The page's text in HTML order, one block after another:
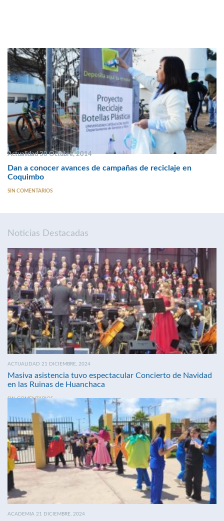
Actualidad 30 Octubre, 2014
Dan a conocer avances de campañas de reciclaje en
Coquimbo
SIN COMENTARIOS
Noticias Destacadas
ACTUALIDAD 21 DICIEMBRE, 2024
Masiva asistencia tuvo espectacular Concierto de Navidad
en las Ruinas de Huanchaca
SIN COMENTARIOS
ACADEMIA 21 DICIEMBRE, 2024